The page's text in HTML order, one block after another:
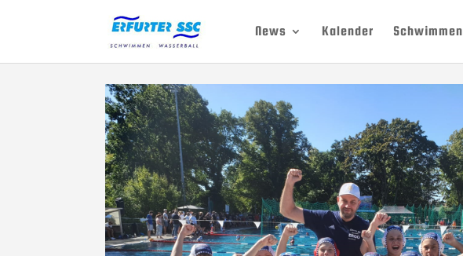
News Kalender Schwimmen